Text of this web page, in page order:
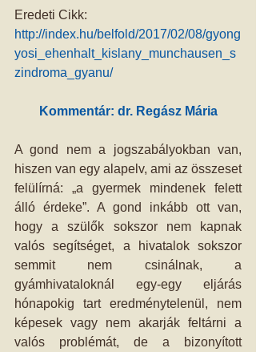
Eredeti Cikk:
http://index.hu/belfold/2017/02/08/gyong
yosi_ehenhalt_kislany_munchausen_s
zindroma_gyanu/
Kommentár: dr. Regász Mária
A gond nem a jogszabályokban van,
hiszen van egy alapelv, ami az összeset
felülírná: „a gyermek mindenek felett
álló érdeke”. A gond inkább ott van,
hogy a szülők sokszor nem kapnak
valós segítséget, a hivatalok sokszor
semmit nem csinálnak, a
gyámhivataloknál egy-egy eljárás
hónapokig tart eredménytelenül, nem
képesek vagy nem akarják feltárni a
valós problémát, de a bizonyított